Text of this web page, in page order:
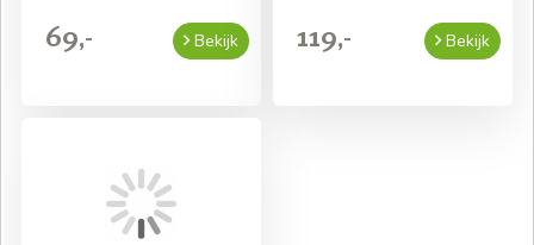
69,- Bekijk 119,- Bekijk